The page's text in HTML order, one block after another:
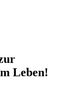
Leben!